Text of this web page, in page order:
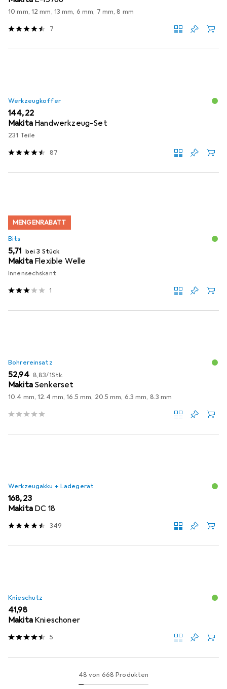
10 mm, 12 mm, 13 mm, 6 mm, 7 mm, 8 mm
7
Werkzeugkoffer
EUR
144,22
Makita Handwerkzeug-Set
231 Teile
87
MENGENRABATT
Bits
EUR
5,71 bei 3 Stück
Makita Flexible Welle
Innensechskant
1
Bohrereinsatz
EUR
52,94 EUR
8,83/1Stk.
Makita Senkerset
10.4 mm, 12.4 mm, 16.5 mm, 20.5 mm, 6.3 mm, 8.3 mm
Werkzeugakku + Ladegerät
EUR
168,23
Makita DC 18
349
Knieschutz
EUR
41,98
Makita Knieschoner
5
48 von 668 Produkten